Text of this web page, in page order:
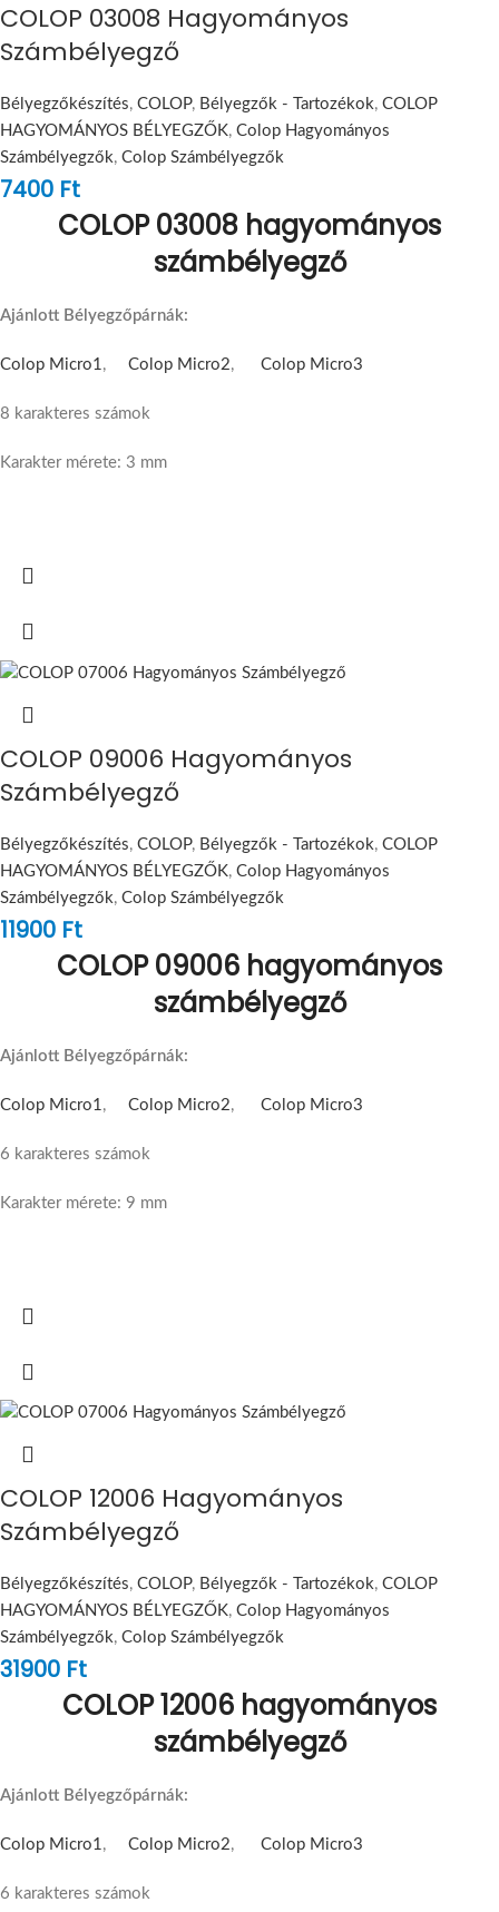
COLOP 03008 Hagyományos
Számbélyegző
Bélyegzőkészítés, COLOP, Bélyegzők - Tartozékok, COLOP
HAGYOMÁNYOS BÉLYEGZŐK, Colop Hagyományos
Számbélyegzők, Colop Számbélyegzők
7400 Ft
COLOP 03008 hagyományos
számbélyegző
Ajánlott Bélyegzőpárnák:
Colop Micro1, Colop Micro2, Colop Micro3
8 karakteres számok
Karakter mérete: 3 mm
COLOP 09006 Hagyományos
Számbélyegző
Bélyegzőkészítés, COLOP, Bélyegzők - Tartozékok, COLOP
HAGYOMÁNYOS BÉLYEGZŐK, Colop Hagyományos
Számbélyegzők, Colop Számbélyegzők
11900 Ft
COLOP 09006 hagyományos
számbélyegző
Ajánlott Bélyegzőpárnák:
Colop Micro1 , Colop Micro2, Colop Micro3
6 karakteres számok
Karakter mérete: 9 mm
COLOP 12006 Hagyományos
Számbélyegző
Bélyegzőkészítés, COLOP, Bélyegzők - Tartozékok, COLOP
HAGYOMÁNYOS BÉLYEGZŐK, Colop Hagyományos
Számbélyegzők, Colop Számbélyegzők
31900 Ft
COLOP 12006 hagyományos
számbélyegző
Ajánlott Bélyegzőpárnák:
Colop Micro1 , Colop Micro2, Colop Micro3
6 karakteres számok